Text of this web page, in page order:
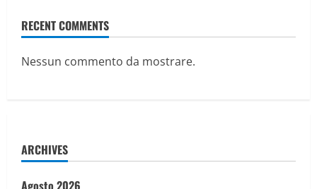
RECENT COMMENTS
Nessun commento da mostrare.
ARCHIVES
Agosto 2026